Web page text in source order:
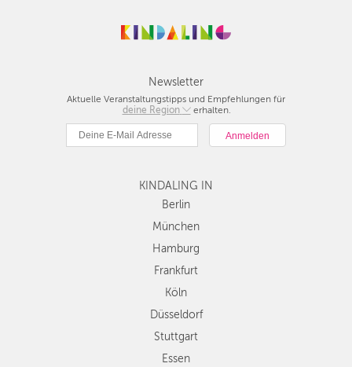
Newsletter
Aktuelle Veranstaltungstipps und Empfehlungen für
deine Region
Berlin
Hamburg
Köln
Düsseldorf
Stuttgart
Essen
Dresden
Nürnberg
Wien
Zürich
erhalten.
KINDALING IN
Berlin
München
Hamburg
Frankfurt
Köln
Düsseldorf
Stuttgart
Essen